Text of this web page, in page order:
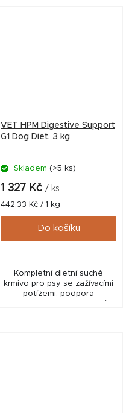
VET HPM Digestive Support
G1 Dog Diet, 3 kg
Skladem (>5 ks)
1 327 Kč / ks
Měrná
cena:
442,33 Kč / 1 kg
Do košíku
Kompletní dietní suché
krmivo pro psy se zažívacími
potížemi, podpora